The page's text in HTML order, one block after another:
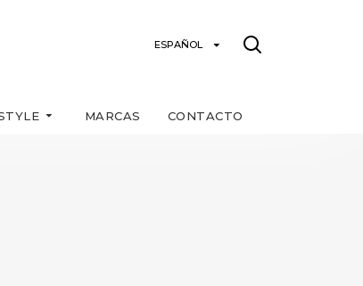
MARCAS CONTACTO
ESPAÑOL